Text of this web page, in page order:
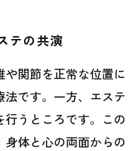
テの共演
関節を正常な位置に
です。一方、エステ
うところです。この
体と心の両面からの